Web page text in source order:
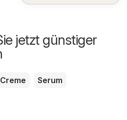
jetzt günstiger
Creme
Serum